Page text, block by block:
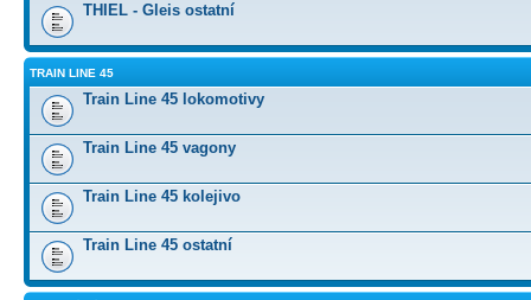
THIEL - Gleis ostatní
TRAIN LINE 45
Train Line 45 lokomotivy
Train Line 45 vagony
Train Line 45 kolejivo
Train Line 45 ostatní